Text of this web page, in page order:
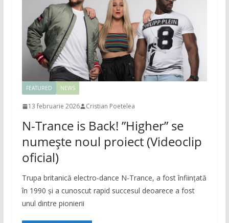
FEATURED NEWS
13 februarie 2026 Cristian Poetelea
N-Trance is Back! ”Higher” se
numește noul proiect (Videoclip
oficial)
Trupa britanică electro-dance N-Trance, a fost înființată
în 1990 și a cunoscut rapid succesul deoarece a fost
unul dintre pionierii